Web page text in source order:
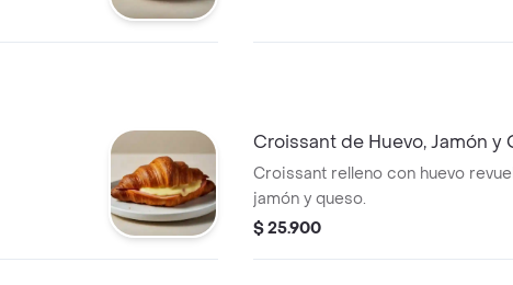
Croissant de Huevo, Jamón y
Croissant relleno con huevo
jamón y queso.
$ 25.900